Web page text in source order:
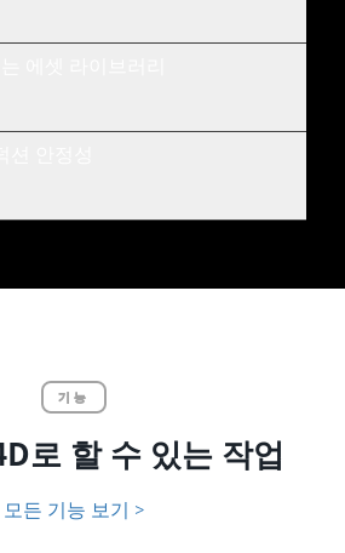
기능
로 할 수 있는 작업
모든 기능 보기 >